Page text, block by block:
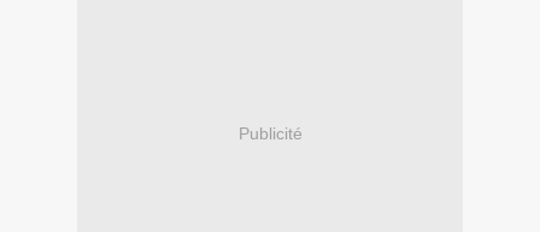
Publicité